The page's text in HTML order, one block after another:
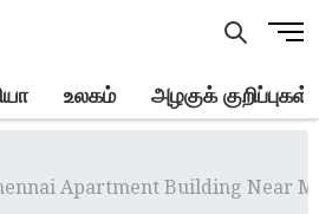
M
u
t
உலகம் அழகுக் குறிப்புகள்
Apartment Building Near